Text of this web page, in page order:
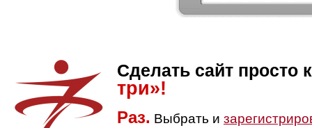
Сделать сайт просто
три»!
Раз. Выбрать и